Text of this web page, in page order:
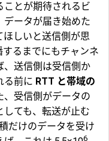
ことが期待されるビ
データが届き始めた
ほしいと送信側が思
るまでにもチャンネ
、送信側は受信側か
る前に RTT と帯域の
、受信側がデータの
ても、転送が止む
だけのデータを受け
6